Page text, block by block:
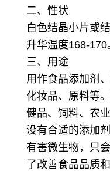
二、性状
白色结晶小片或
升华温度168-170
三、用途
用作食品添加剂
化妆品、原料等
健品、饲料、农
没有合适的添加
有害微生物，只
了改善食品品质